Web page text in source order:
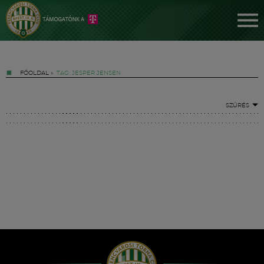
FŐOLDAL » TAG: JESPER JENSEN
SZŰRÉS
Hírek